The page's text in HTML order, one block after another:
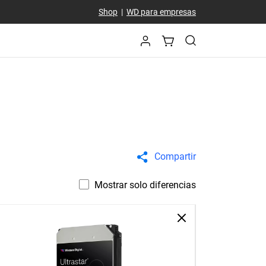
Shop| WD para empresas
Compartir
Mostrar solo diferencias